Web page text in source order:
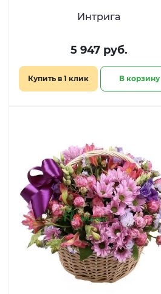
Интрига
5 947 руб.
Купить в 1 клик В корзину